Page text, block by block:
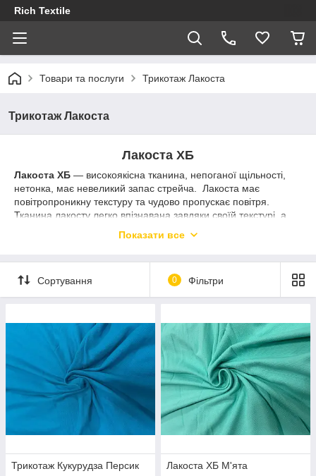
Rich Textile
Товари та послуги Трикотаж Лакоста
Трикотаж Лакоста
Лакоста ХБ
Лакоста ХБ — високоякісна тканина, непоганої щільності,
нетонка, має невеликий запас стрейча. Лакоста має
повітропроникну текстуру та чудово пропускає повітря.
Тканина лакосту легко впізнавана завдяки своїй текстурі, а
спортивного одягу. З неї шиють популярні футболки "
у виробах саsual, особливо чоловічих. В догляді лакосту
невибаглива, легко переться, швидко сохне. У носінні
Полотно пошите по колу.
Купити тканина Трикотаж Лакоста
можна гуртом і в роздріб
в інтернет-магазині"RichTex".
Приємних покупок!
Показати все
Сортування 0 Фільтри
Трикотаж Кукурудза Персик
Лакоста ХБ М'ята